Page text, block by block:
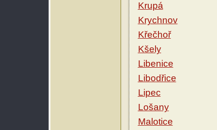
Krupá
Krychnov
Křečhoř
Kšely
Libenice
Libodřice
Lipec
Lošany
Malotice